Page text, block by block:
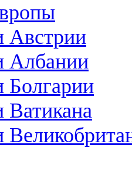
Австрии
Албании